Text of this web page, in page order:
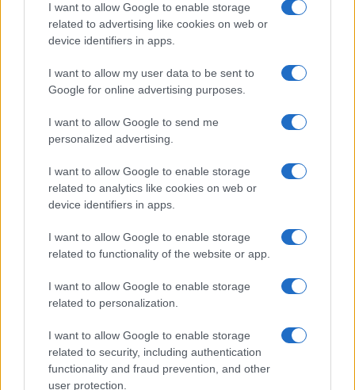
I want to allow Google to enable storage
related to advertising like cookies on web or
device identifiers in apps.
I want to allow my user data to be sent to
Google for online advertising purposes.
I want to allow Google to send me
personalized advertising.
I want to allow Google to enable storage
related to analytics like cookies on web or
device identifiers in apps.
I want to allow Google to enable storage
related to functionality of the website or app.
I want to allow Google to enable storage
related to personalization.
I want to allow Google to enable storage
related to security, including authentication
functionality and fraud prevention, and other
user protection.
I nostri cari
Giovannimaria Cabras
Invia un Comunicato Stampa|Pubblicità|
Vuoi rimanere sempre aggiornato?
Iscriviti alla newsletter di Gallura Oggi e ricevi le nostre